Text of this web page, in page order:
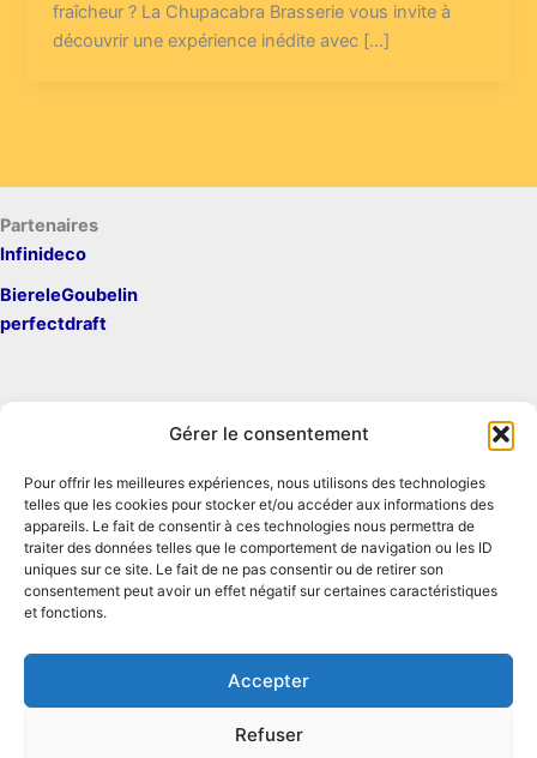
Gérer le consentement
Pour offrir les meilleures expériences, nous utilisons des technologies
telles que les cookies pour stocker et/ou accéder aux informations des
appareils. Le fait de consentir à ces technologies nous permettra de
traiter des données telles que le comportement de navigation ou les ID
uniques sur ce site. Le fait de ne pas consentir ou de retirer son
consentement peut avoir un effet négatif sur certaines caractéristiques
et fonctions.
Accepter
Refuser
fraîcheur ? La Chupacabra Brasserie vous invite à
découvrir une expérience inédite avec […]
Partenaires
Infinideco
BiereleGoubelin
perfectdraft
Mentions légales
Contact
Conditions générales d'utilisation
Conditions générales de vente
Politique de cookies